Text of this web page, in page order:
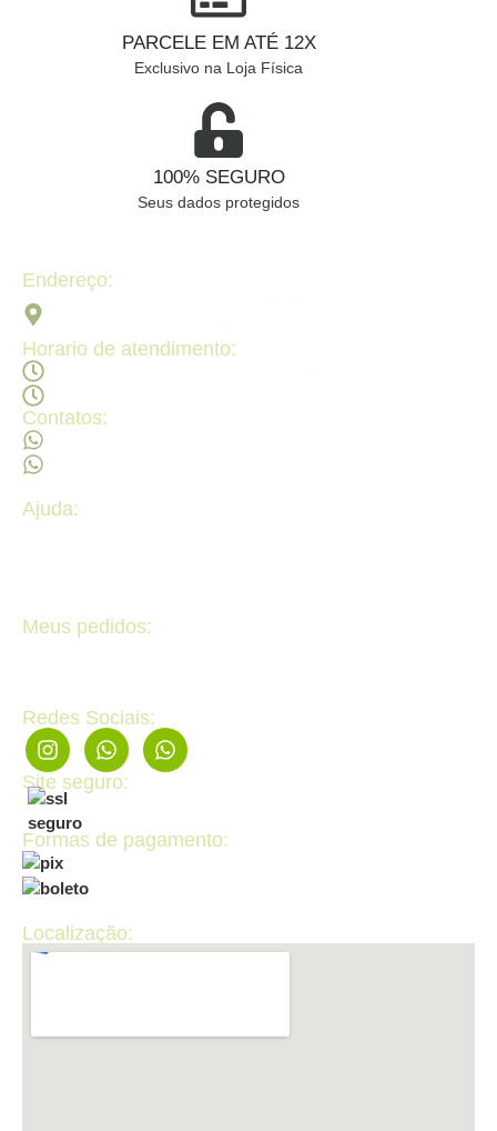
PARCELE EM ATÉ 12X
Exclusivo na Loja Física
100% SEGURO
Seus dados protegidos
Endereço:
Horario de atendimento:
Contatos:
Ajuda:
Meus pedidos:
Redes Sociais:
Site seguro:
Formas de pagamento:
Localização: